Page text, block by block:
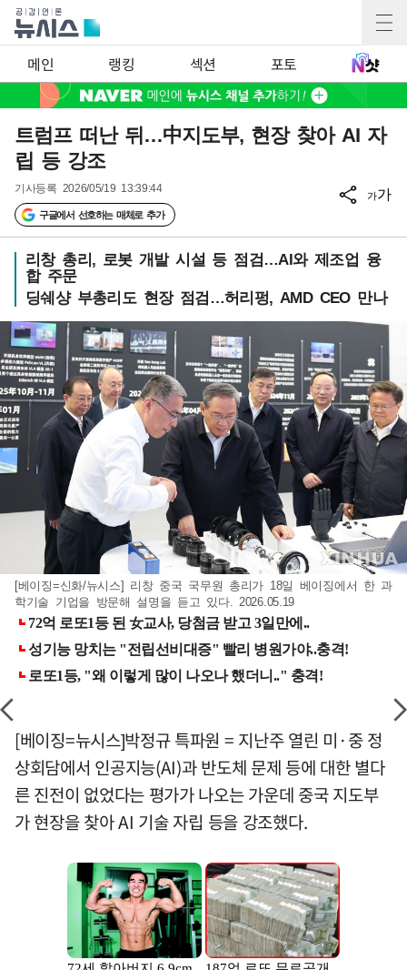
메인 랭킹 섹션 포토
트럼프 떠난 뒤…中지도부, 현장 찾아 AI 자
립 등 강조
기사등록 2026/05/19 13:39:44
구글에서 선호하는 매체로 추가
가가
리창 총리, 로봇 개발 시설 등 점검…AI와 제조업 융
합 주문
딩쉐샹 부총리도 현장 점검…허리펑, AMD CEO 만나
[베이징=신화/뉴시스] 리창 중국 국무원 총리가 18일 베이징에서 한 과
학기술 기업을 방문해 설명을 듣고 있다. 2026.05.19
[베이징=뉴시스]박정규 특파원 = 지난주 열린 미·중 정
상회담에서 인공지능(AI)과 반도체 문제 등에 대한 별다
른 진전이 없었다는 평가가 나오는 가운데 중국 지도부
가 현장을 찾아 AI 기술 자립 등을 강조했다.